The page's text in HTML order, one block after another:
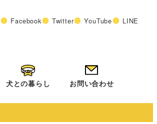
Facebook Twitter YouTube LINE
犬との暮らし お問い合わせ